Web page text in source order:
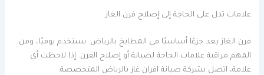
علامات تدل على الحاجة إلى إصلاح فرن الغاز
فرن الغاز يعد جزءًا أساسيًا في المطابخ بالرياض. يستخدم يوميًا، ومن
المهم مراقبة علامات الحاجة لصيانة أو إصلاح الفرن. إذا لاحظت أي
علامة، اتصل بشركة صيانة افران غاز بالرياض المتخصصة.